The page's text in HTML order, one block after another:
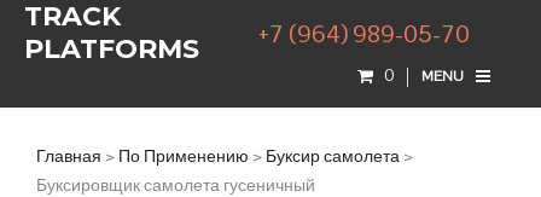
TRACK
PLATFORMS
+7 (964) 989-05-70
0 MENU
Главная > По Применению > Буксир самолета >
Буксировщик самолета гусеничный